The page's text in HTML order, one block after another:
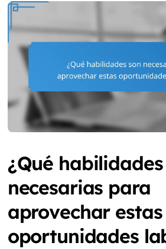
¿Qué
necesarias para
aprovechar estas
oportunidades